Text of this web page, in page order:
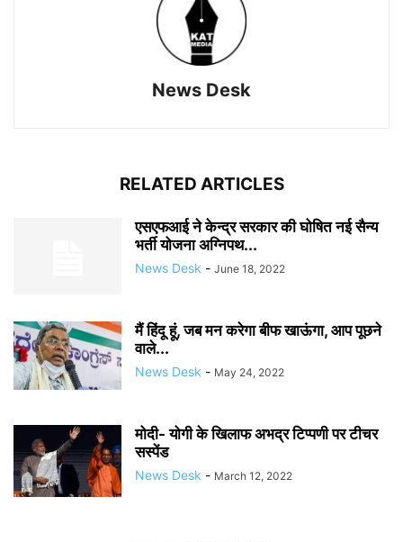
News Desk
RELATED ARTICLES
एसएफआई ने केन्द्र सरकार की घोषित नई सैन्य
भर्ती योजना अग्निपथ...
News Desk - June 18, 2022
मैं हिंदू हूं, जब मन करेगा बीफ खाऊंगा, आप पूछने
वाले...
News Desk - May 24, 2022
मोदी- योगी के खिलाफ अभद्र टिप्पणी पर टीचर
सस्पेंड
News Desk - March 12, 2022